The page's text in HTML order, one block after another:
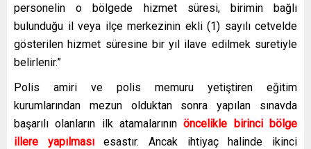
personelin o bölgede hizmet süresi, birimin bağlı
bulunduğu il veya ilçe merkezinin ekli (1) sayılı cetvelde
gösterilen hizmet süresine bir yıl ilave edilmek suretiyle
belirlenir.”
Polis amiri ve polis memuru yetiştiren eğitim
kurumlarından mezun olduktan sonra yapılan sınavda
başarılı olanların ilk atamalarınınöncelikle birinci bölge
illere yapılması
esastır. Ancak ihtiyaç halinde ikinci